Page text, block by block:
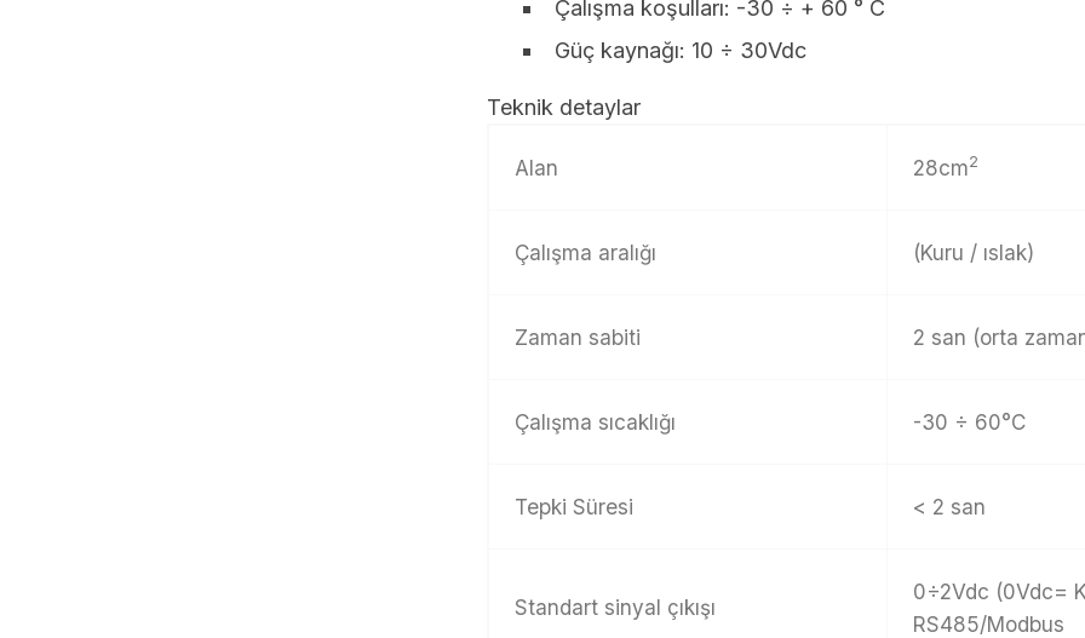
Çalışma koşulları: -30 ÷ + 60 ° C
Güç kaynağı: 10 ÷ 30Vdc
Teknik detaylar
Alan 28cm2
Çalışma aralığı (Kuru / ıslak)
Zaman sabiti 2 san (orta
Çalışma sıcaklığı -30 ÷ 60°C
Tepki Süresi < 2 san
Standart sinyal çıkışı
0÷2Vdc (0Vdc=
RS485/Modbus